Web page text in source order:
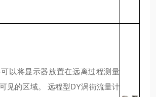
以将显示器放置在远离过程测量
见的区域。 远程型DY涡街流量计